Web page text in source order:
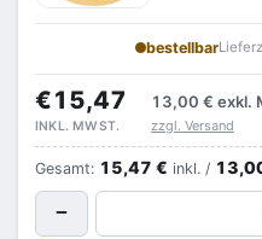
bestellbar
€15,47 13,00 € exkl.
INKL. MWST. zzgl. Versand
Gesamt: 15,47 € inkl. /
−